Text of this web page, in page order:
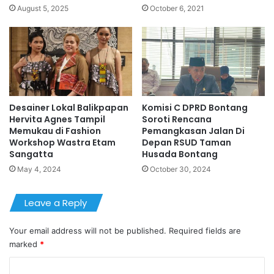
August 5, 2025 October 6, 2021
Desainer Lokal Balikpapan
Hervita Agnes Tampil
Memukau di Fashion
Workshop Wastra Etam
Sangatta
May 4, 2024
Komisi C DPRD Bontang
Soroti Rencana
Pemangkasan Jalan Di
Depan RSUD Taman
Husada Bontang
October 30, 2024
Leave a Reply
Your email address will not be published. Required fields are
marked *